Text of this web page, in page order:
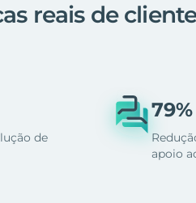
reais de
de
79%
apoio